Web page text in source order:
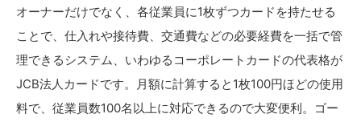
オーナーだけでなく、各従業員に1枚ずつカードを持たせる
ことで、仕入れや接待費、交通費などの必要経費を一括で管
理できるシステム、いわゆるコーポレートカードの代表格が
JCB法人カードです。月額に計算すると1枚100円ほどの使用
料で、従業員数100名以上に対応できるので大変便利。ゴー